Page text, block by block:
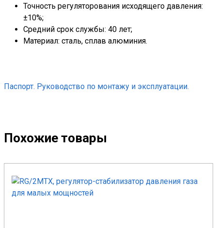
Точность регуляторования исходящего давления:
±10%;
Средний срок службы: 40 лет;
Материал: сталь, сплав алюминия.
Паспорт. Руководство по монтажу и эксплуатации.
Похожие товары